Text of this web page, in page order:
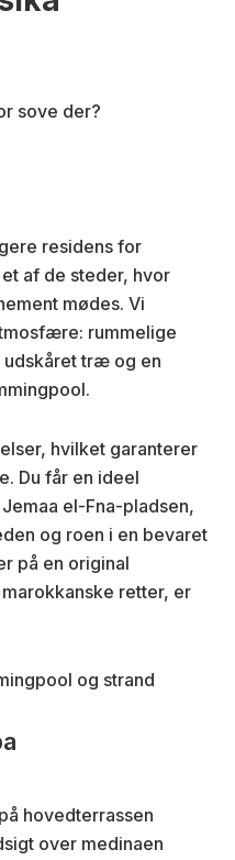
residens for
af de steder, hvor
mødes. Vi
rummelige
træ og en
hvilket garanterer
Du får en ideel
el-Fna-pladsen,
og roen i en bevaret
på en original
retter, er
hovedterrassen
over medinaen